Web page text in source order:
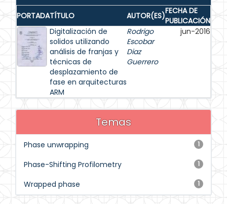
PORTADATÍTULO AUTOR(ES)FECHA DE
PUBLICACIÓN
Digitalización de
solidos utilizando
análisis de franjas y
técnicas de
desplazamiento de
fase en arquitecturas
ARM
Rodrigo
Escobar
Diaz
Guerrero
jun-2016
Temas
1
Phase unwrapping
1
Phase-Shifting Profilometry
1
Wrapped phase